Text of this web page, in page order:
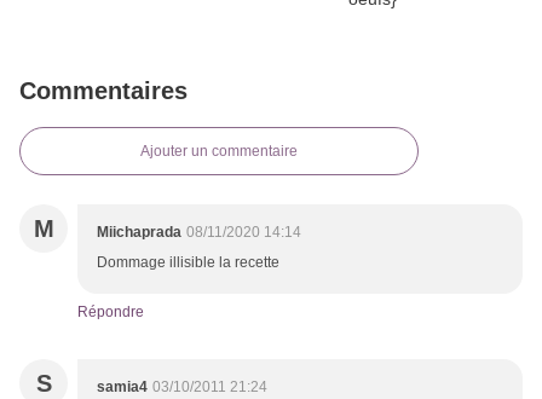
Commentaires
Ajouter un commentaire
M Miichaprada 08/11/2020 14:14
Dommage illisible la recette
Répondre
S samia4 03/10/2011 21:24